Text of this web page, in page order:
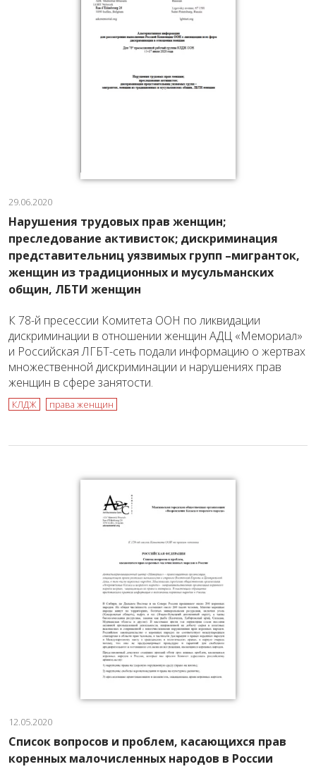
29.06.2020
Нарушения трудовых прав женщин;
преследование активисток; дискриминация
представительниц уязвимых групп –мигранток,
женщин из традиционных и мусульманских
общин, ЛБТИ женщин
К 78-й пресессии Комитета ООН по ликвидации
дискриминации в отношении женщин АДЦ «Мемориал»
и Российская ЛГБТ-сеть подали информацию о жертвах
множественной дискриминации и нарушениях прав
женщин в сфере занятости.
КЛДЖ права женщин
12.05.2020
Список вопросов и проблем, касающихся прав
коренных малочисленных народов в России